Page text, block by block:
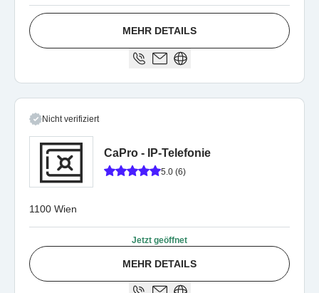
MEHR DETAILS
Nicht verifiziert
CaPro - IP-Telefonie
5.0 (6)
1100 Wien
Jetzt geöffnet
MEHR DETAILS